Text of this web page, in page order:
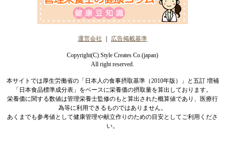
運営会社 広告掲載基準
Copyright(C) Style Creates Co.(japan)
All right reserved.
本サイトでは厚生労働省の「日本人の食事摂取基準（2010年版）」と五訂 増補
「日本食品標準成分表」をベースに栄養価の摂取量を算出しております。
栄養価に関する数値は管理栄養士監修のもと算出された概算値であり、医療行
為等に利用できるものではありません。
あくまでも参考値として健康管理や献立作りのための目安としてご利用くださ
い。